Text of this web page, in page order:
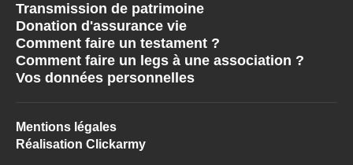
Transmission de patrimoine
Donation d'assurance vie
Comment faire un testament ?
Comment faire un legs à une association ?
Vos données personnelles
Mentions légales
Réalisation Clickarmy